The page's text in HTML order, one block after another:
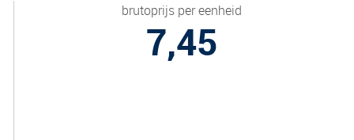
brutoprijs per eenheid
7,45